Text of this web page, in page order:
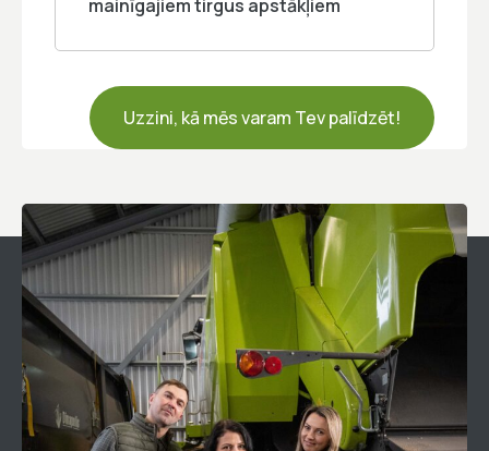
mainīgajiem tirgus apstākļiem
Uzzini, kā mēs varam Tev palīdzēt!